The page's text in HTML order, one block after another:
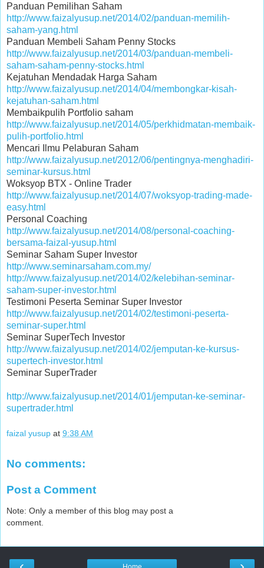
Panduan Pemilihan Saham
http://www.faizalyusup.net/2014/02/panduan-memilih-
saham-yang.html
Panduan Membeli Saham Penny Stocks
http://www.faizalyusup.net/2014/03/panduan-membeli-
saham-saham-penny-stocks.html
Kejatuhan Mendadak Harga Saham
http://www.faizalyusup.net/2014/04/membongkar-kisah-
kejatuhan-saham.html
Membaikpulih Portfolio saham
http://www.faizalyusup.net/2014/05/perkhidmatan-membaik-
pulih-portfolio.html
Mencari Ilmu Pelaburan Saham
http://www.faizalyusup.net/2012/06/pentingnya-menghadiri-
seminar-kursus.html
Woksyop BTX - Online Trader
http://www.faizalyusup.net/2014/07/woksyop-trading-made-
easy.html
Personal Coaching
http://www.faizalyusup.net/2014/08/personal-coaching-
bersama-faizal-yusup.html
Seminar Saham Super Investor
http://www.seminarsaham.com.my/
http://www.faizalyusup.net/2014/02/kelebihan-seminar-
saham-super-investor.html
Testimoni Peserta Seminar Super Investor
http://www.faizalyusup.net/2014/02/testimoni-peserta-
seminar-super.html
Seminar SuperTech Investor
http://www.faizalyusup.net/2014/02/jemputan-ke-kursus-
supertech-investor.html
Seminar SuperTrader
http://www.faizalyusup.net/2014/01/jemputan-ke-seminar-
supertrader.html
faizal yusup at 9:38 AM
No comments:
Post a Comment
Note: Only a member of this blog may post a
comment.